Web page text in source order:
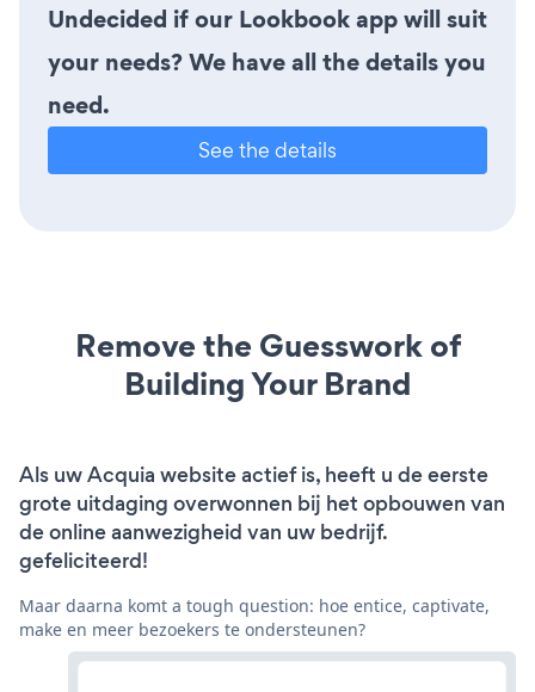
Undecided if our Lookbook app will suit
your needs? We have all the details you
need.
See the details
Remove the Guesswork of
Building Your Brand
Als uw Acquia website actief is, heeft u de eerste
grote uitdaging overwonnen bij het opbouwen van
de online aanwezigheid van uw bedrijf.
gefeliciteerd!
Maar daarna komt a tough question: hoe entice, captivate,
make en meer bezoekers te ondersteunen?